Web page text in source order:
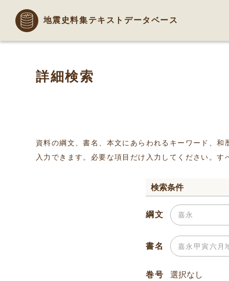
地震史料集テキストデータベース
詳細検索
資料の綱文、書名、本文にあらわれるキーワード、
入力できます。必要な項目だけ入力してください。
検索条件
綱文
書名
巻号